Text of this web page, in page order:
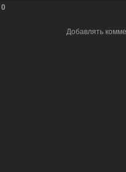
0
Добавлять